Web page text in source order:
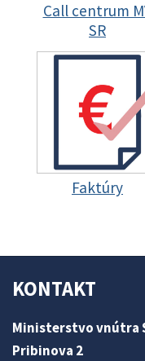
Call centrum
SR
Faktúry
KONTAKT
Ministerstvo vnútra
Pribinova 2